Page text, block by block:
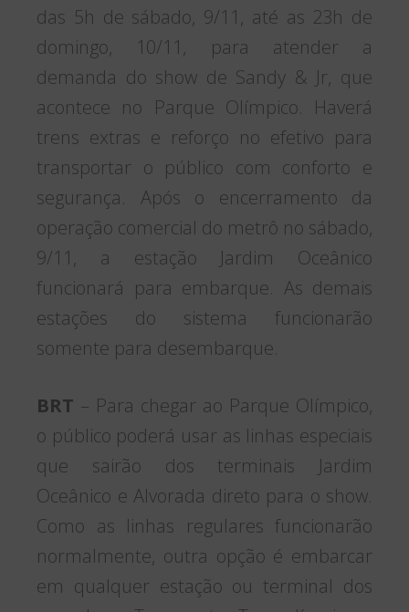
das 5h de sábado, 9/11, até as 23h de
domingo, 10/11, para atender a
demanda do show de Sandy & Jr, que
acontece no Parque Olímpico. Haverá
trens extras e reforço no efetivo para
transportar o público com conforto e
segurança. Após o encerramento da
operação comercial do metrô no sábado,
9/11, a estação Jardim Oceânico
funcionará para embarque. As demais
estações do sistema funcionarão
somente para desembarque.
BRT – Para chegar ao Parque Olímpico,
o público poderá usar as linhas especiais
que sairão dos terminais Jardim
Oceânico e Alvorada direto para o show.
Como as linhas regulares funcionarão
normalmente, outra opção é embarcar
em qualquer estação ou terminal dos